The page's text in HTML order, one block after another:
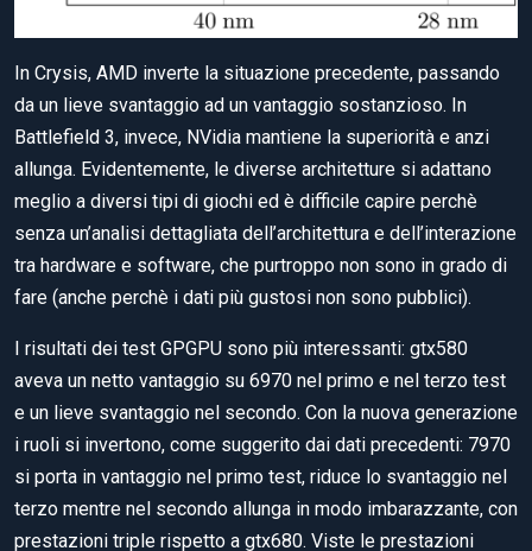
In Crysis, AMD inverte la situazione precedente, passando
da un lieve svantaggio ad un vantaggio sostanzioso. In
Battlefield 3, invece, NVidia mantiene la superiorità e anzi
allunga. Evidentemente, le diverse architetture si adattano
meglio a diversi tipi di giochi ed è difficile capire perchè
senza un’analisi dettagliata dell’architettura e dell’interazione
tra hardware e software, che purtroppo non sono in grado di
fare (anche perchè i dati più gustosi non sono pubblici).
I risultati dei test GPGPU sono più interessanti: gtx580
aveva un netto vantaggio su 6970 nel primo e nel terzo test
e un lieve svantaggio nel secondo. Con la nuova generazione
i ruoli si invertono, come suggerito dai dati precedenti: 7970
si porta in vantaggio nel primo test, riduce lo svantaggio nel
terzo mentre nel secondo allunga in modo imbarazzante, con
prestazioni triple rispetto a gtx680. Viste le prestazioni